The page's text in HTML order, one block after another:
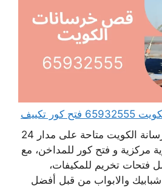
تكييف
خدمات شركة قص خرسانة الكويت متاحة على مدار 24
مركزية و فتح كور للمداخن، مع
فتحات تخريم للمكيفات،
والابواب من قبل أفضل